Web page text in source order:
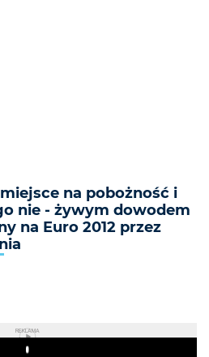
na pobożność i
nie - żywym dowodem
na Euro 2012 przez
REKLAMA